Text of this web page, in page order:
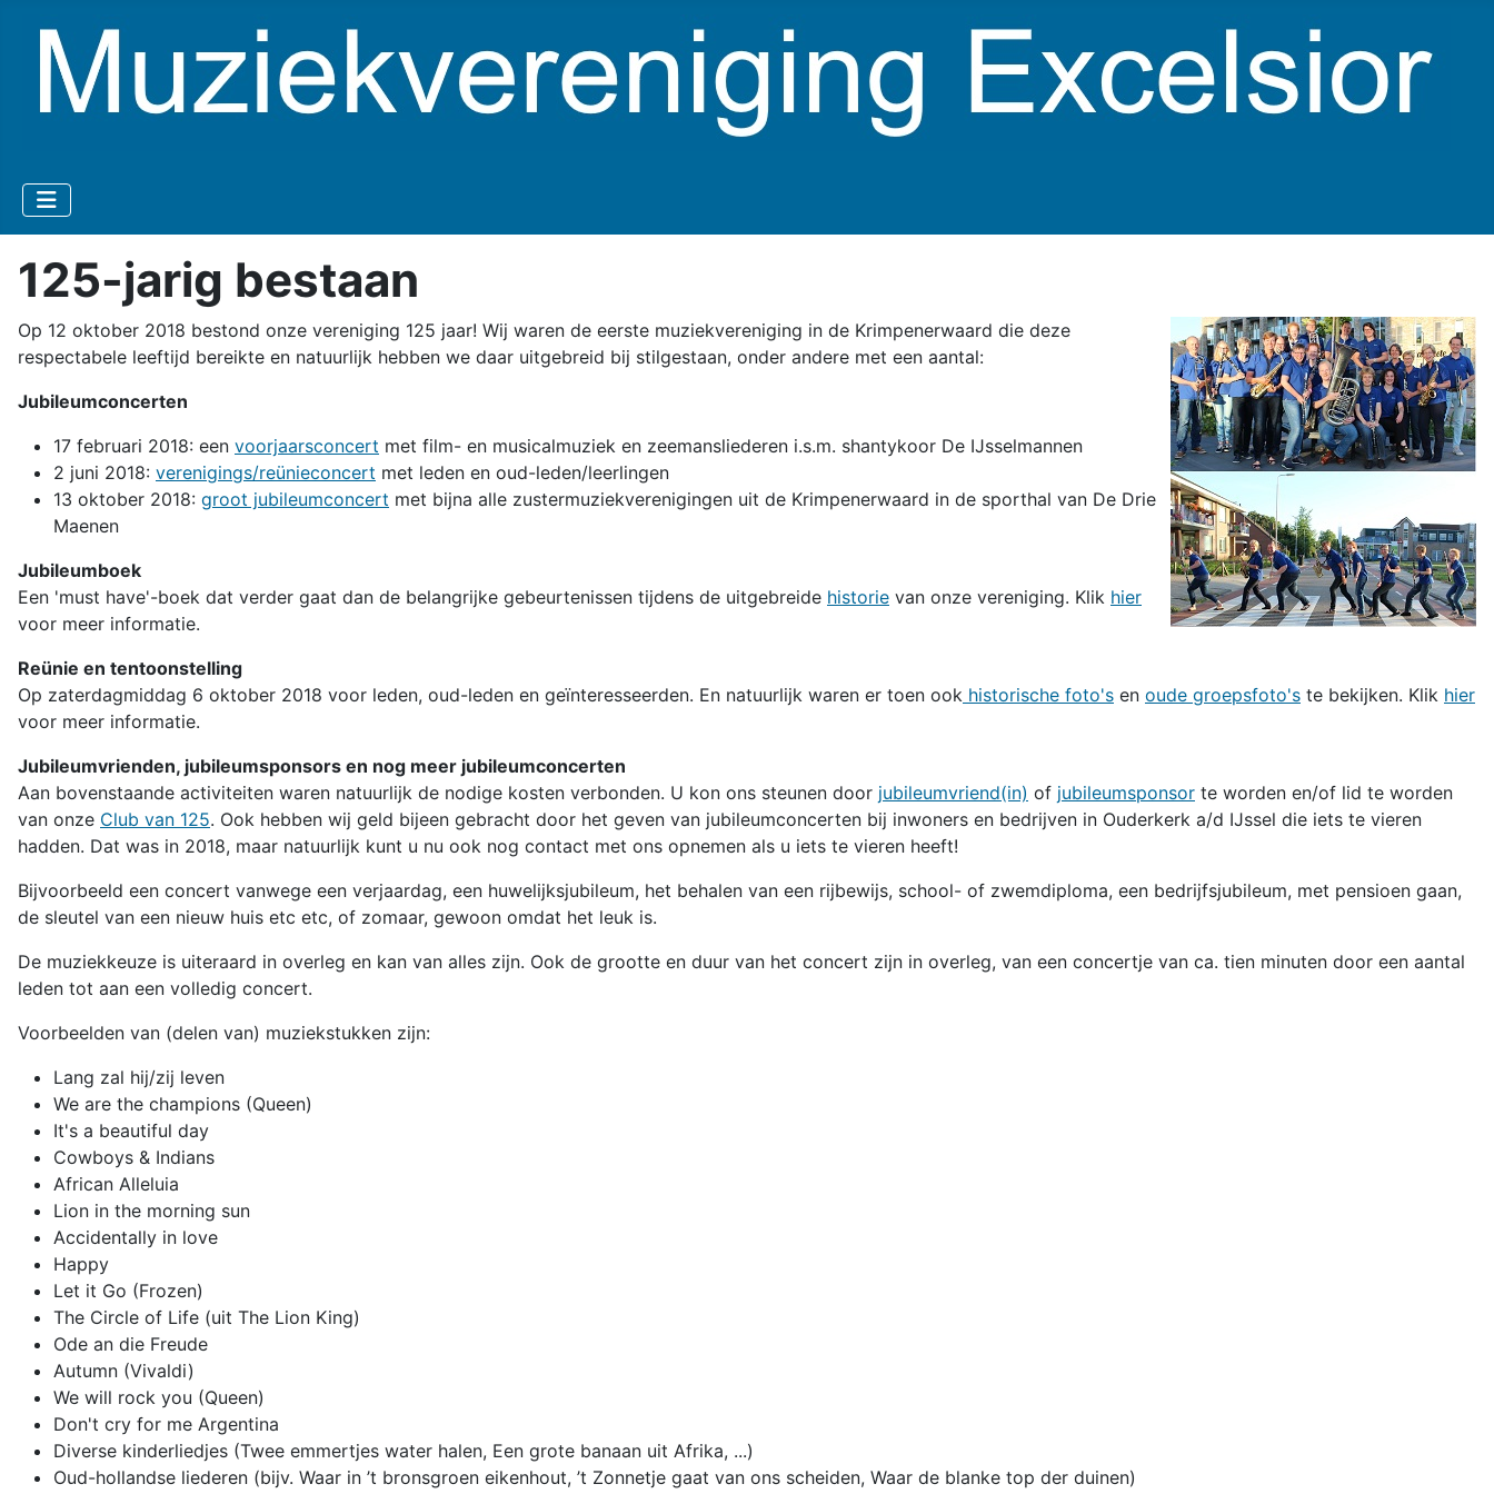
125-jarig bestaan
Op 12 oktober 2018 bestond onze vereniging 125 jaar! Wij waren de eerste muziekvereniging in de Krimpenerwaard die deze
respectabele leeftijd bereikte en natuurlijk hebben we daar uitgebreid bij stilgestaan, onder andere met een aantal:
Jubileumconcerten
17 februari 2018: een voorjaarsconcert met film- en musicalmuziek en zeemansliederen i.s.m. shantykoor De IJsselmannen
2 juni 2018: verenigings/reünieconcert met leden en oud-leden/leerlingen
13 oktober 2018: groot jubileumconcert met bijna alle zustermuziekverenigingen uit de Krimpenerwaard in de sporthal van De Drie
Maenen
Jubileumboek
Een 'must have'-boek dat verder gaat dan de belangrijke gebeurtenissen tijdens de uitgebreide historie van onze vereniging. Klik hier
voor meer informatie.
Reünie en tentoonstelling
Op zaterdagmiddag 6 oktober 2018 voor leden, oud-leden en geïnteresseerden. En natuurlijk waren er toen ook historische foto's en oude groepsfoto's te bekijken. Klik hier
voor meer informatie.
Jubileumvrienden, jubileumsponsors en nog meer jubileumconcerten
Aan bovenstaande activiteiten waren natuurlijk de nodige kosten verbonden. U kon ons steunen door jubileumvriend(in) of jubileumsponsor te worden en/of lid te worden
van onze Club van 125. Ook hebben wij geld bijeen gebracht door het geven van jubileumconcerten bij inwoners en bedrijven in Ouderkerk a/d IJssel die iets te vieren
hadden. Dat was in 2018, maar natuurlijk kunt u nu ook nog contact met ons opnemen als u iets te vieren heeft!
Bijvoorbeeld een concert vanwege een verjaardag, een huwelijksjubileum, het behalen van een rijbewijs, school- of zwemdiploma, een bedrijfsjubileum, met pensioen gaan,
de sleutel van een nieuw huis etc etc, of zomaar, gewoon omdat het leuk is.
De muziekkeuze is uiteraard in overleg en kan van alles zijn. Ook de grootte en duur van het concert zijn in overleg, van een concertje van ca. tien minuten door een aantal
leden tot aan een volledig concert.
Voorbeelden van (delen van) muziekstukken zijn:
Lang zal hij/zij leven
We are the champions (Queen)
It's a beautiful day
Cowboys & Indians
African Alleluia
Lion in the morning sun
Accidentally in love
Happy
Let it Go (Frozen)
The Circle of Life (uit The Lion King)
Ode an die Freude
Autumn (Vivaldi)
We will rock you (Queen)
Don't cry for me Argentina
Diverse kinderliedjes (Twee emmertjes water halen, Een grote banaan uit Afrika, ...)
Oud-hollandse liederen (bijv. Waar in ’t bronsgroen eikenhout, ’t Zonnetje gaat van ons scheiden, Waar de blanke top der duinen)